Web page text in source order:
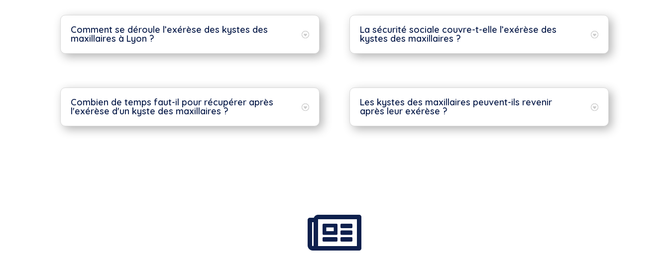
Comment se déroule l’exérèse des kystes des
maxillaires à Lyon ?
La sécurité sociale couvre-t-elle l’exérèse des
kystes des maxillaires ?
Combien de temps faut-il pour récupérer après
l'exérèse d'un kyste des maxillaires ?
Les kystes des maxillaires peuvent-ils revenir
après leur exérèse ?
